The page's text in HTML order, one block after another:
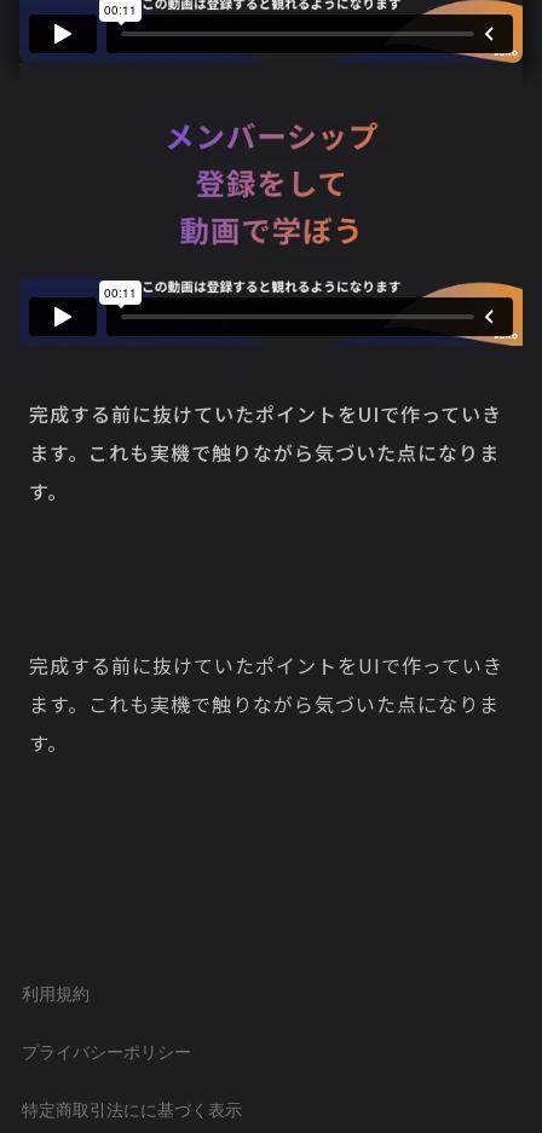
完成する前に抜けていたポイントをUIで作っていき
ます。これも実機で触りながら気づいた点になりま
す。
完成する前に抜けていたポイントをUIで作っていき
ます。これも実機で触りながら気づいた点になりま
す。
利用規約
プライバシーポリシー
特定商取引法にに基づく表示